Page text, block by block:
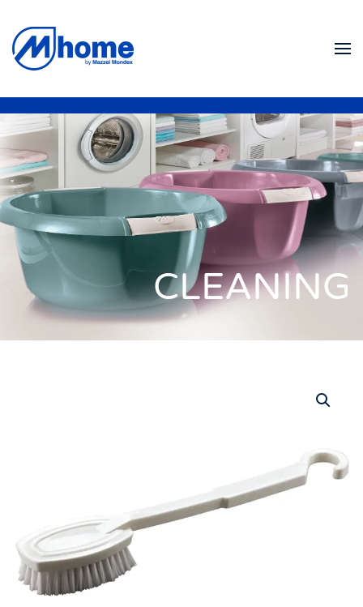
Zum Hauptinhalt springen
CLEANING